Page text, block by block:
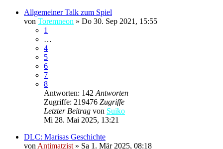
Allgemeiner Talk zum Spiel
von Toremneon » Do 30. Sep 2021, 15:55
1
…
4
5
6
7
8
Antworten: 142 Antworten
Zugriffe: 219476 Zugriffe
Letzter Beitrag von Suiko
Mi 28. Mai 2025, 13:21
DLC: Marisas Geschichte
von Antimatzist » Sa 1. Mär 2025, 08:18